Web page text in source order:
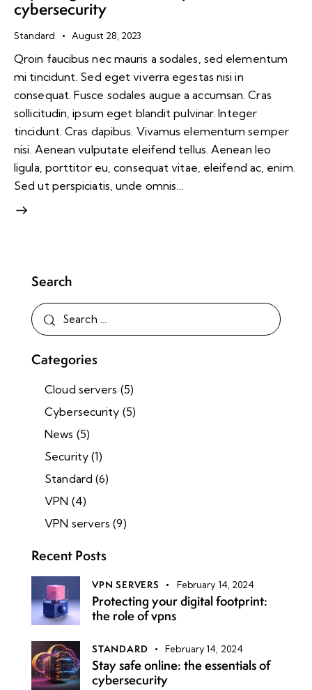
cybersecurity
Standard August 28, 2023
Qroin faucibus nec mauris a sodales, sed elementum
mi tincidunt. Sed eget viverra egestas nisi in
consequat. Fusce sodales augue a accumsan. Cras
sollicitudin, ipsum eget blandit pulvinar. Integer
tincidunt. Cras dapibus. Vivamus elementum semper
nisi. Aenean vulputate eleifend tellus. Aenean leo
ligula, porttitor eu, consequat vitae, eleifend ac, enim.
Sed ut perspiciatis, unde omnis…
Search
Categories
Cloud servers (5)
Cybersecurity (5)
News (5)
Security (1)
Standard (6)
VPN (4)
VPN servers (9)
Recent Posts
VPN SERVERS February 14, 2024
Protecting your digital footprint:
the role of vpns
STANDARD February 14, 2024
Stay safe online: the essentials of
cybersecurity